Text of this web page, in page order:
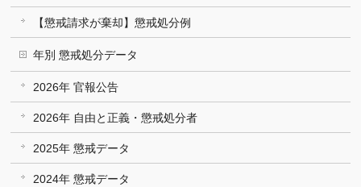
【懲戒請求が棄却】懲戒処分例
年別 懲戒処分データ
2026年 官報公告
2026年 自由と正義・懲戒処分者
2025年 懲戒データ
2024年 懲戒データ